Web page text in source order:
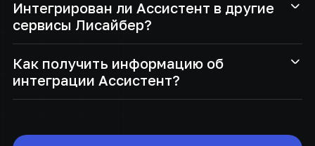
вы сможете использовать Ассистент для собственных
нужд.
Интегрирован ли Ассистент в другие
сервисы Лисайбер?
другими сервисами Лисайбер без ограничений.
Как получить информацию об
интеграции Ассистент?